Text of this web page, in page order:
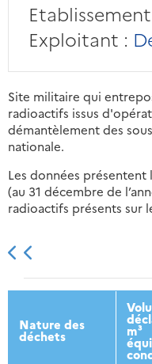
Exploitant :
Site militaire qui
radioactifs issus
démantèlement des
nationale.
Les données
(au 31 décembre de
radioactifs présents sur
2013
Nature des
déchets m³